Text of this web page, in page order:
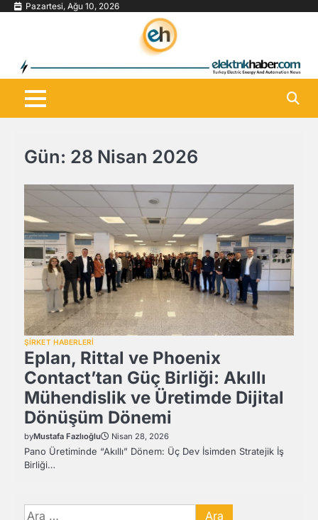
Skip Pazartesi, Ağu 10, 2026
Gün: 28 Nisan 2026
ŞİRKET HABERLERİ
Eplan, Rittal ve Phoenix
Contact’tan Güç Birliği: Akıllı
Mühendislik ve Üretimde Dijital
Dönüşüm Dönemi
byMustafa Fazlıoğlu Nisan 28, 2026
Pano Üretiminde “Akıllı” Dönem: Üç Dev İsimden Stratejik İş
Birliği…
Arama: